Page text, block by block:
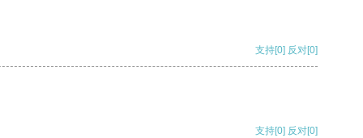
支持[0] 反对[0]
支持[0] 反对[0]